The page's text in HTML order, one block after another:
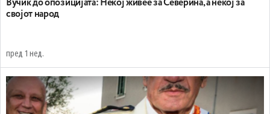
Вучиќ до опозицијата: Некој живее за Северина, а некој за
својот народ
пред 1 нед.